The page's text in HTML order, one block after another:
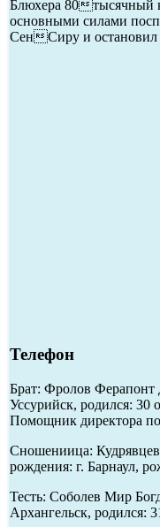
Блюхера 80тысячный
основными силами
СенСиру и остановил
Телефон
Брат: Фролов Ферапонт
Уссурийск, родился: 30
Помощник директора
Сношениица:
рождения: г. Барнаул,
Тесть: Соболев Мир
Архангельск, родился: